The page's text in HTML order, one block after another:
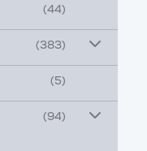
(44)
(383)
(5)
(94)